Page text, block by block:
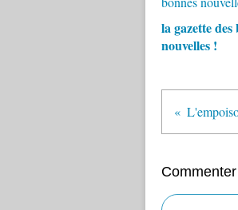
la gazette des
nouvelles !